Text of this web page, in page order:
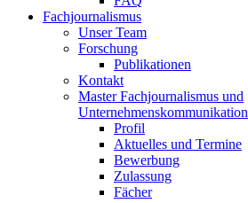
Fachjournalismus
Unser Team
Forschung
Publikationen
Kontakt
Master Fachjournalismus und
Unternehmenskommunikation
Profil
Aktuelles und Termine
Bewerbung
Zulassung
Fächer